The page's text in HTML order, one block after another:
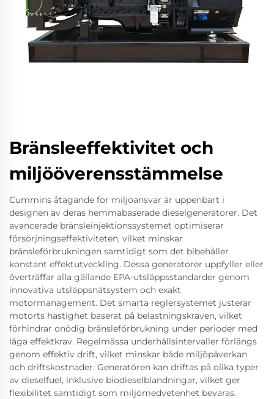
Bränsleeffektivitet och
miljööverensstämmelse
Cummins åtagande för miljöansvar är uppenbart i
designen av deras hemmabaserade dieselgeneratorer. Det
avancerade bränsleinjektionssystemet optimiserar
försörjningseffektiviteten, vilket minskar
bränsleförbrukningen samtidigt som det bibehåller
konstant effektutveckling. Dessa generatorer uppfyller eller
överträffar alla gällande EPA-utsläppsstandarder genom
innovativa utsläppsnätsystem och exakt
motormanagement. Det smarta reglersystemet justerar
motorts hastighet baserat på belastningskraven, vilket
förhindrar onödig bränsleförbrukning under perioder med
låga effektkrav. Regelmässa underhållsintervaller förlängs
genom effektiv drift, vilket minskar både miljöpåverkan
och driftskostnader. Generatören kan driftas på olika typer
av dieselfuel, inklusive biodieselblandningar, vilket ger
flexibilitet samtidigt som miljömedvetenhet bevaras.